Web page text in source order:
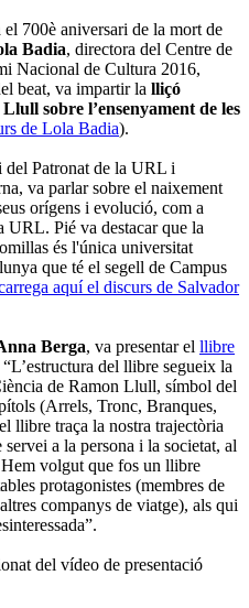
700è aniversari de la mort de
Badia, directora del Centre de
Nacional de Cultura 2016,
beat, va impartir la lliçó
sobre l’ensenyament de les
de Lola Badia).
del Patronat de la URL i
va parlar sobre el naixement
orígens i evolució, com a
URL. Pié va destacar que la
és l'única universitat
que té el segell de Campus
aquí el discurs de Salvador
Berga, va presentar el llibre
“L’estructura del llibre segueix la
de Ramon Llull, símbol del
(Arrels, Tronc, Branques,
llibre traça la nostra trajectòria
a la persona i la societat, al
Hem volgut que fos un llibre
protagonistes (membres de
companys de viatge), als qui
del vídeo de presentació